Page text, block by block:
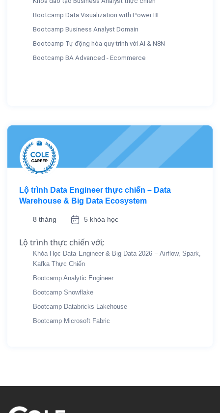
Bootcamp Data Visualization with Power BI
Bootcamp Business Analyst Domain
Bootcamp Tự động hóa quy trình với AI & N8N
Bootcamp BA Advanced - Ecommerce
Lộ trình Data Engineer thực chiến – Data
Warehouse & Big Data Ecosystem
8 tháng 5 khóa học
Lộ trình thực chiến với;
Khóa Học Data Engineer & Big Data 2026 – Airflow, Spark,
Kafka Thực Chiến
Bootcamp Analytic Engineer
Bootcamp Snowflake
Bootcamp Databricks Lakehouse
Bootcamp Microsoft Fabric